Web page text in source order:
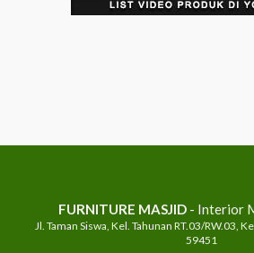
FURNITURE MASJID- Interior
Jl. Taman Siswa, Kel. Tahunan RT.03/RW.03,
59451